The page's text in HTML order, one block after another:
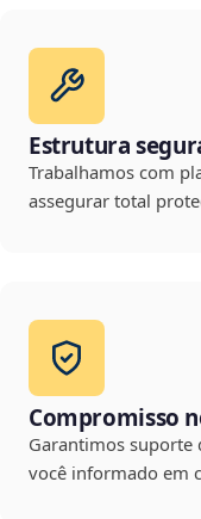
Estrutura
Trabalhamos com
assegurar total
Compromisso
Garantimos suporte
você informado em